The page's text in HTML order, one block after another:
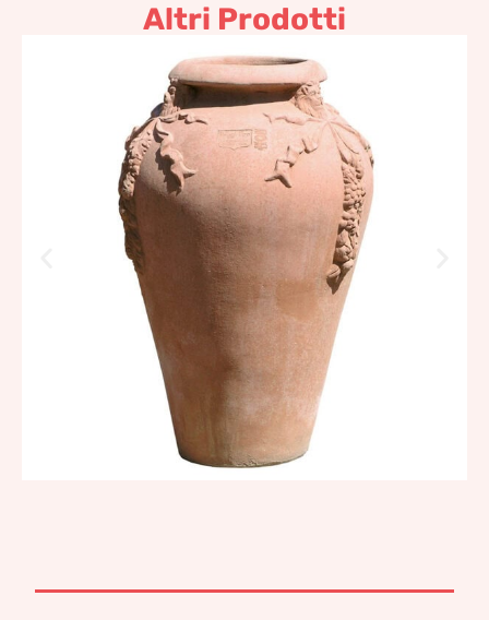
Altri Prodotti
Orcio ad anfora festonato
Terracotta Impruneta
475,95€ – 571,15 €